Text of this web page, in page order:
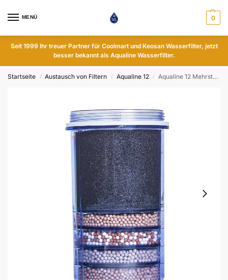
MENÜ 0
Seit 1999 Ihr treuer Partner für Coolmart und Keosan Wasserfilter, jetzt
besser bekannt als Aqualine Wasserfilter.
Startseite / Austausch von Filtern / Aqualine 12 / Aqualine 12 Mehrstufenfilter - pH-neutral